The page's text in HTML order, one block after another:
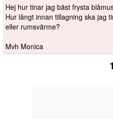
Hej hur tinar jag bäst frysta
Hur långt innan tillagning ska jag
eller rumsvärme?
Mvh Monica
1